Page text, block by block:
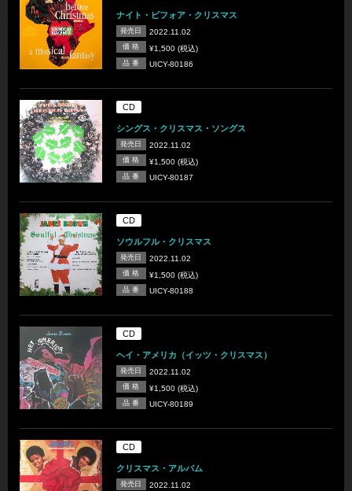
ナイト・ビフォア・クリスマス
発売日 2022.11.02
価 格 ¥1,500 (税込)
品 番 UICY-80186
CD
シングス・クリスマス・ソングス
発売日 2022.11.02
価 格 ¥1,500 (税込)
品 番 UICY-80187
CD
ソウルフル・クリスマス
発売日 2022.11.02
価 格 ¥1,500 (税込)
品 番 UICY-80188
CD
ヘイ・アメリカ（イッツ・クリスマス）
発売日 2022.11.02
価 格 ¥1,500 (税込)
品 番 UICY-80189
CD
クリスマス・アルバム
発売日 2022.11.02